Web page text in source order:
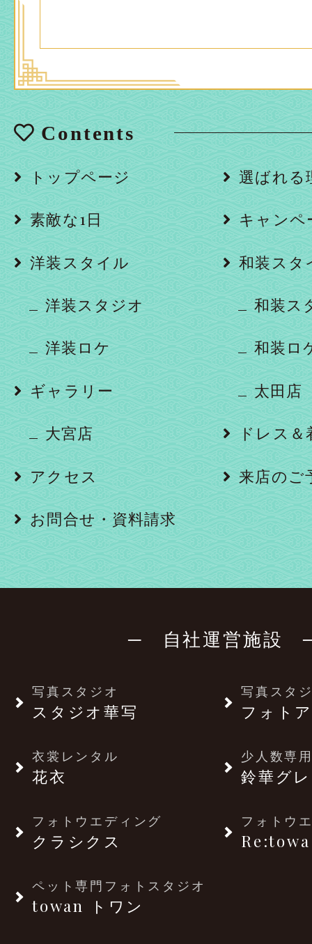
Contents
トップページ 選ばれる
素敵な1日 キャンペ
洋装スタイル
洋装スタジオ
洋装ロケ
和装スタ
和装ス
和装ロ
ギャラリー 太田店
大宮店 ドレス＆
アクセス 来店のご
お問合せ・資料請求
─ 自社運営施設
写真スタジオ
スタジオ華写
写真スタ
フォト
衣裳レンタル
花衣
少人数専
鈴華グ
フォトウエディング
クラシクス
フォトウ
Re:towa
ペット専門フォトスタジオ
towan トワン